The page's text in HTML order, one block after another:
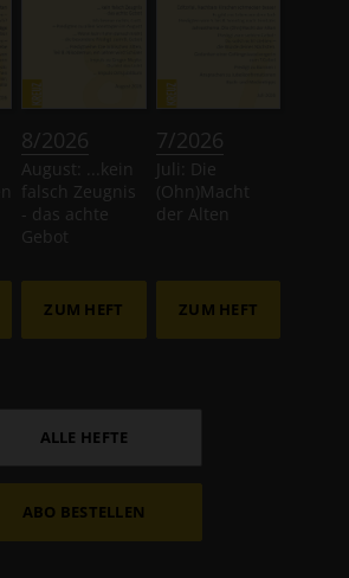
8/2026
August: ...kein
falsch Zeugnis
- das achte
Gebot
ZUM HEFT
7/2026
Juli: Die
(Ohn)Macht
der Alten
ZUM HEFT
ALLE HEFTE
ABO BESTELLEN